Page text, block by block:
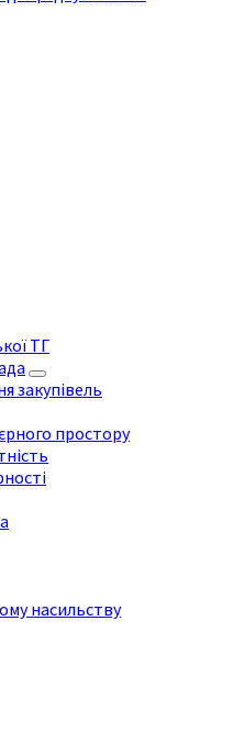
ТГ
закупівель
простору
насильству